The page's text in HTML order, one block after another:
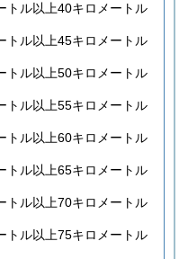
トル以上40キロメートル
トル以上45キロメートル
トル以上50キロメートル
トル以上55キロメートル
トル以上60キロメートル
トル以上65キロメートル
トル以上70キロメートル
トル以上75キロメートル